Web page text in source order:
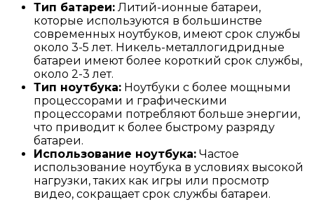
Тип батареи: Литий-ионные батареи,
которые используются в большинстве
современных ноутбуков, имеют срок службы
около 3-5 лет. Никель-металлогидридные
батареи имеют более короткий срок службы,
около 2-3 лет.
Тип ноутбука: Ноутбуки с более мощными
процессорами и графическими
процессорами потребляют больше энергии,
что приводит к более быстрому разряду
батареи.
Использование ноутбука: Частое
использование ноутбука в условиях высокой
нагрузки, таких как игры или просмотр
видео, сокращает срок службы батареи.